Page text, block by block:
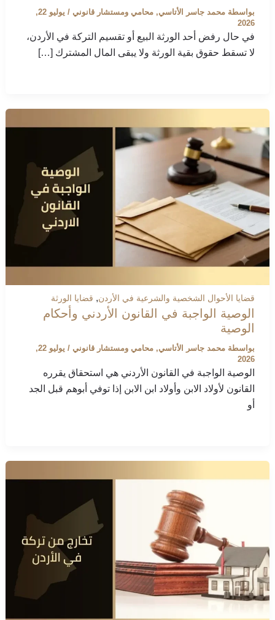
بواسطة محمد جاسر الأتاسي, محامي ومستشار قانوني /
يوليو 22,
2026
في حال رفض أحد الورثة البيع أو تقسيم التركة في الأردن،
لا تسقط حقوق بقية الورثة ولا يبقى المال المشترك […]
قضايا الأحوال الشخصية والشرعية في الأردن, قضايا الورثة
الوصية الواجبة في القانون الأردني وأحكام
الوصية
بواسطة محمد جاسر الأتاسي, محامي ومستشار قانوني /
يوليو 22,
2026
الوصية الواجبة في القانون الأردني هي استحقاق يقرره
القانون لأولاد الابن وأولاد ابن الابن إذا توفي أبوهم قبل الجد
أو